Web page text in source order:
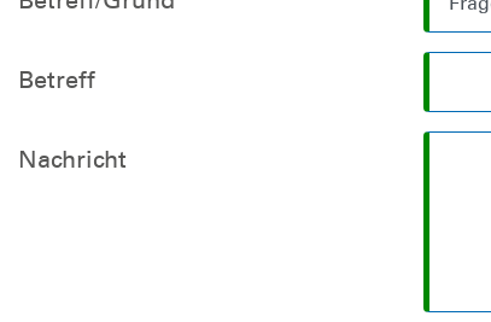
Betreff
Nachricht